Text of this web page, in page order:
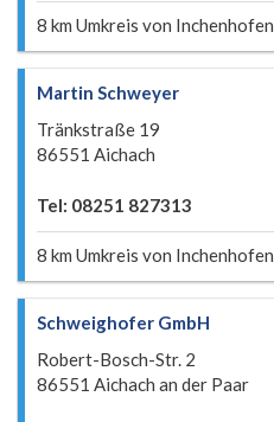
8 km Umkreis von Inchenhofen
Martin Schweyer
Tränkstraße 19
86551 Aichach
Tel: 08251 827313
8 km Umkreis von Inchenhofen
Schweighofer GmbH
Robert-Bosch-Str. 2
86551 Aichach an der Paar